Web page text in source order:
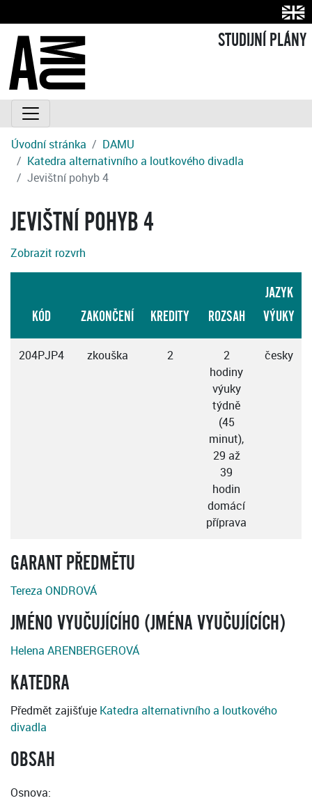
STUDIJNÍ PLÁNY
Úvodní stránka
DAMU
Katedra alternativního a loutkového divadla
Jevištní pohyb 4
JEVIŠTNÍ POHYB 4
Zobrazit rozvrh
KÓD ZAKONČENÍ KREDITY ROZSAH
JAZYK
VÝUKY
204PJP4 zkouška 2
2
hodiny
výuky
týdně
(45
minut),
29 až
39
hodin
domácí
příprava
česky
GARANT PŘEDMĚTU
Tereza ONDROVÁ
JMÉNO VYUČUJÍCÍHO (JMÉNA VYUČUJÍCÍCH)
Helena ARENBERGEROVÁ
KATEDRA
Předmět zajišťuje Katedra alternativního a loutkového
divadla
OBSAH
Osnova: